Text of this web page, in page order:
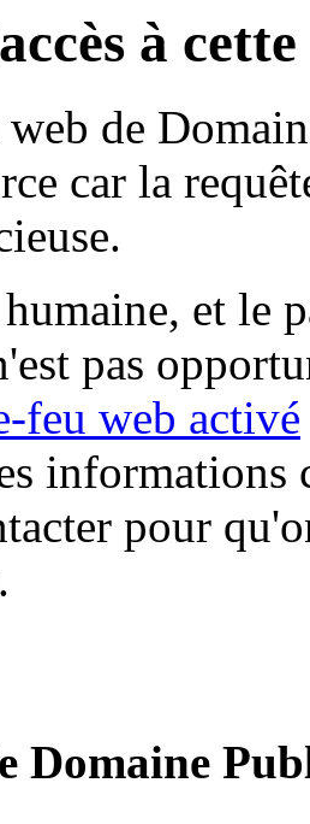
à
de
car la
et le
pas
feu web activé
informations
pour
Domaine